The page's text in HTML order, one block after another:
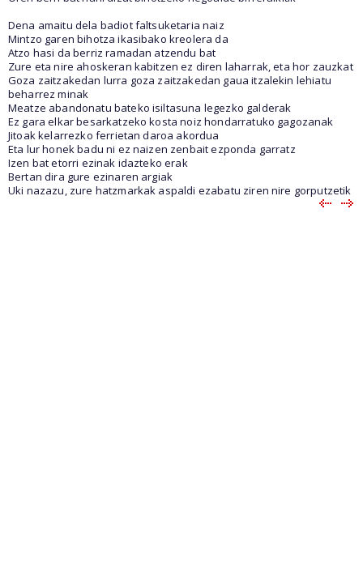
Dena amaitu dela badiot faltsuketaria naiz
Mintzo garen bihotza ikasibako kreolera da
Atzo hasi da berriz ramadan atzendu bat
Zure eta nire ahoskeran kabitzen ez diren laharrak, eta hor zauzkat
Goza zaitzakedan lurra goza zaitzakedan gaua itzalekin lehiatu
beharrez minak
Meatze abandonatu bateko isiltasuna legezko galderak
Ez gara elkar besarkatzeko kosta noiz hondarratuko gagozanak
Jitoak kelarrezko ferrietan daroa akordua
Eta lur honek badu ni ez naizen zenbait ezponda garratz
Izen bat etorri ezinak idazteko erak
Bertan dira gure ezinaren argiak
Uki nazazu, zure hatzmarkak aspaldi ezabatu ziren nire gorputzetik